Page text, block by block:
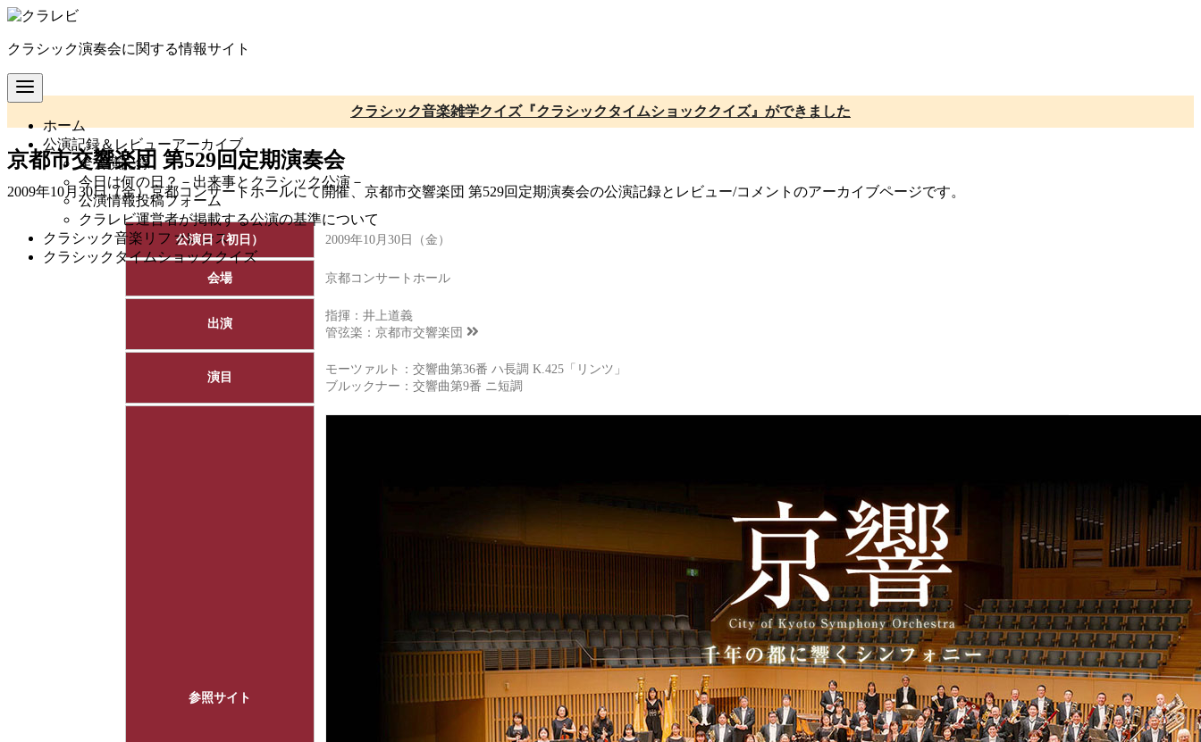
コ
テ
ン
ツ
移
動
クラシック演奏会に関する情報サイト
ホーム
公演記録＆レビューアーカイブ
全公演記録
今日は何の日？－出来事とクラシック公演－
公演情報投稿フォーム
クラレビ運営者が掲載する公演の基準について
クラシック音楽リファレンス
クラシックタイムショッククイズ
クラシック音楽雑学クイズ『クラシックタイムショッククイズ』ができました
京都市交響楽団 第529回定期演奏会
2009年10月30日（金）京都コンサートホールにて開催、京都市交響楽団 第529回定期演奏会の公演記録とレビュー/コメントのアーカイブページです。
公演日（初日） 2009年10月30日（金）
会場 京都コンサートホール
出演
指揮：井上道義
管弦楽： 京都市交響楽団
演目
モーツァルト：交響曲第36番 ハ長調 K.425「リンツ」
ブルックナー：交響曲第9番 ニ短調
参照サイト 1956年4月に日本で唯一の自治体直営のオーケストラとして創立された京都市交響楽団の公式サイト。
www.kyoto-symphony.jp